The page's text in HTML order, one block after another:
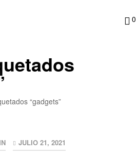
0
“gadgets”
JULIO 21, 2021